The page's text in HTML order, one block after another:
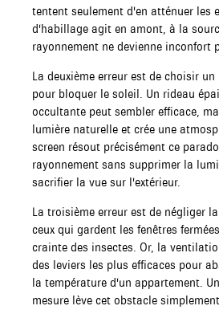
tentent seulement d'en atténuer les
d'habillage agit en amont, à la
rayonnement ne devienne inconfort
La deuxième erreur est de choisir
pour bloquer le soleil. Un rideau
occultante peut sembler efficace,
lumière naturelle et crée une
screen résout précisément ce
rayonnement sans supprimer la
sacrifier la vue sur l'extérieur.
La troisième erreur est de négliger
ceux qui gardent les fenêtres
crainte des insectes. Or, la
des leviers les plus efficaces pour
la température d'un appartement.
mesure lève cet obstacle